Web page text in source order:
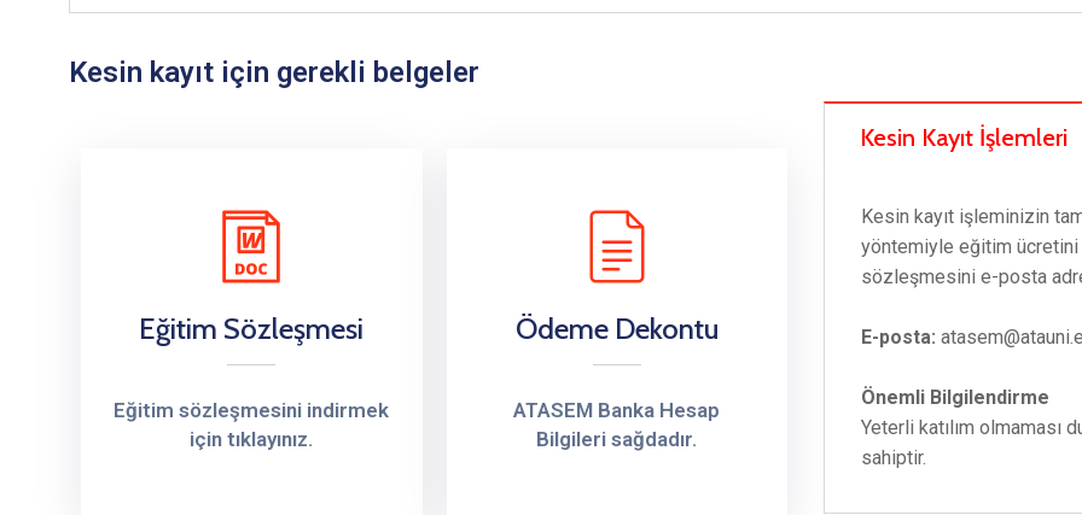
Kesin kayıt için gerekli belgeler
Eğitim Sözleşmesi
Eğitim sözleşmesini indirmek
için tıklayınız.
Ödeme Dekontu
ATASEM Banka Hesap
Bilgileri sağdadır.
Kesin Kayıt İşlemleri
Kesin kayıt işleminizin
yöntemiyle eğitim
sözleşmesini e-posta
E-posta:
Önemli Bilgilendirme
Yeterli katılım olmaması
sahiptir.